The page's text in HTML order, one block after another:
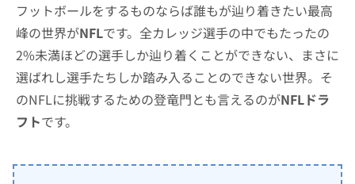
フットボールをするものならば誰もが辿り着きたい最高
峰の世界がNFLです。全カレッジ選手の中でもたったの
2%未満ほどの選手しか辿り着くことができない、まさに
選ばれし選手たちしか踏み入ることのできない世界。そ
のNFLに挑戦するための登竜門とも言えるのがNFLドラ
フトです。